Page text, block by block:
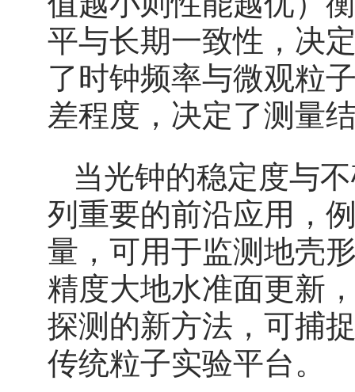
平与长期一致性，决
了时钟频率与微观粒
差程度，决定了测量
当光钟的稳定度与
列重要的前沿应用，
量，可用于监测地壳
精度大地水准面更新
探测的新方法，可捕
传统粒子实验平台。